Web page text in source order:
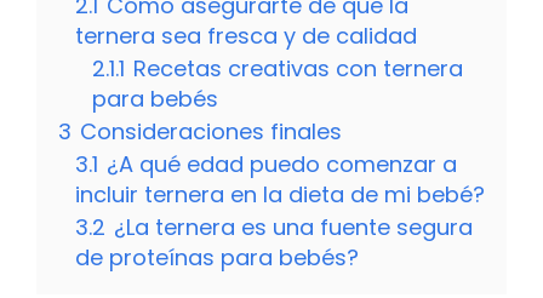
ternera sea fresca y de calidad
2.1.1 Recetas creativas con ternera
para bebés
3 Consideraciones finales
3.1 ¿A qué edad puedo comenzar a
incluir ternera en la dieta de mi bebé?
3.2 ¿La ternera es una fuente segura
de proteínas para bebés?